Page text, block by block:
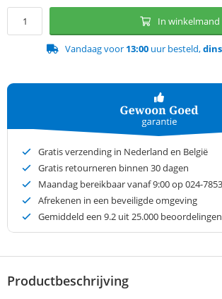
In winkelmand
Vandaag voor 13:00 uur besteld,
Gratis verzending in Nederland en België
Gratis retourneren binnen 30 dagen
Maandag bereikbaar vanaf 9:00 op 024-
Afrekenen in een beveiligde omgeving
Gemiddeld een 9.2 uit 25.000 beoordelingen
Productbeschrijving